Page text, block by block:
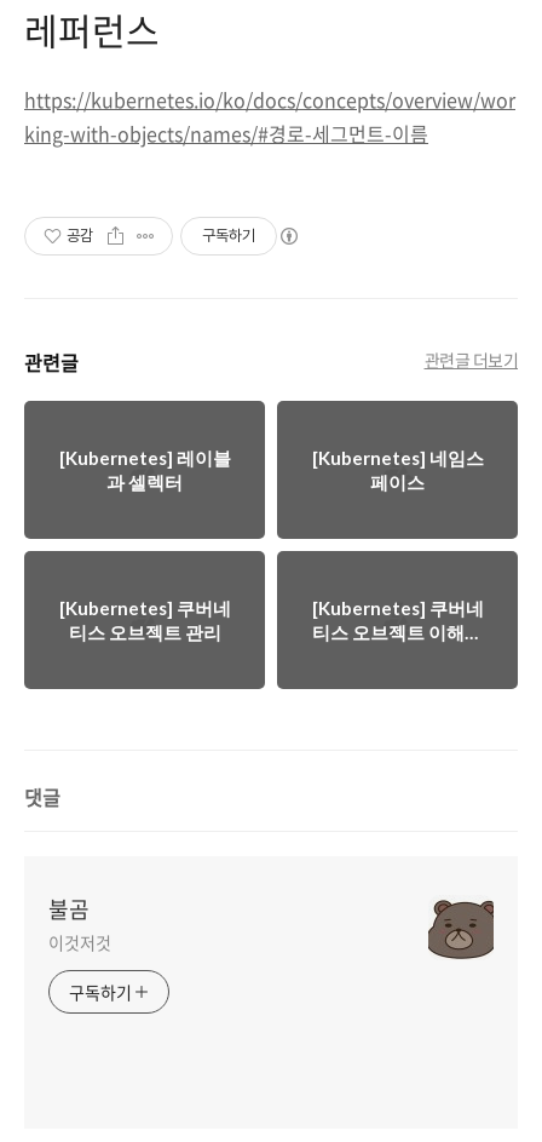
레퍼런스
https://kubernetes.io/ko/docs/concepts/overview/wor
king-with-objects/names/#경로-세그먼트-이름
공감 구독하기
관련글 관련글 더보기
[Kubernetes] 레이블
과 셀렉터
[Kubernetes] 네임스
페이스
[Kubernetes] 쿠버네
티스 오브젝트 관리
[Kubernetes] 쿠버네
티스 오브젝트 이해하
댓글
불곰
이것저것
구독하기